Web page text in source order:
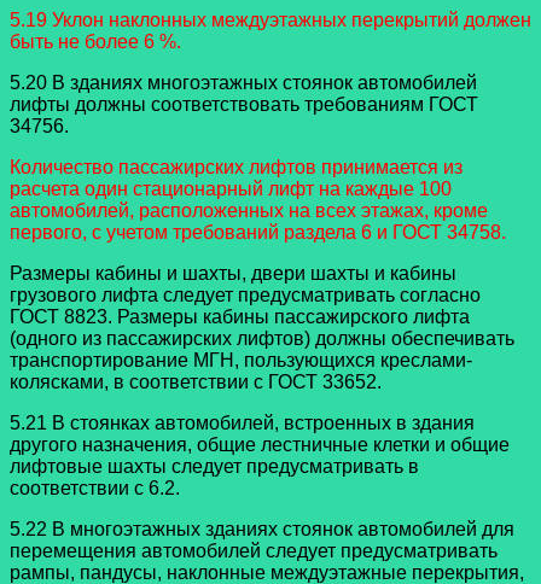
5.19 Уклон наклонных междуэтажных перекрытий должен
быть не более 6 %.
5.20 В зданиях многоэтажных стоянок автомобилей
лифты должны соответствовать требованиям ГОСТ
34756.
Количество пассажирских лифтов принимается из
расчета один стационарный лифт на каждые 100
автомобилей, расположенных на всех этажах, кроме
первого, с учетом требований раздела 6 и ГОСТ 34758.
Размеры кабины и шахты, двери шахты и кабины
грузового лифта следует предусматривать согласно
ГОСТ 8823. Размеры кабины пассажирского лифта
(одного из пассажирских лифтов) должны обеспечивать
транспортирование МГН, пользующихся креслами-
колясками, в соответствии с ГОСТ 33652.
5.21 В стоянках автомобилей, встроенных в здания
другого назначения, общие лестничные клетки и общие
лифтовые шахты следует предусматривать в
соответствии с 6.2.
5.22 В многоэтажных зданиях стоянок автомобилей для
перемещения автомобилей следует предусматривать
рампы, пандусы, наклонные междуэтажные перекрытия,